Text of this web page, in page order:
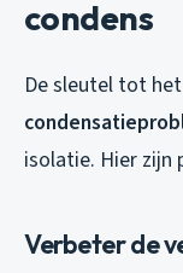
condens
De sleutel tot
isolatie. Hier zijn
Verbeter de